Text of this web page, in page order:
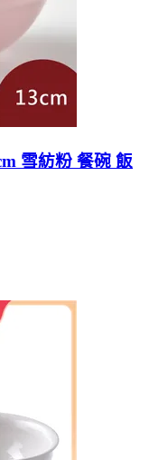
雪紡粉 餐碗 飯